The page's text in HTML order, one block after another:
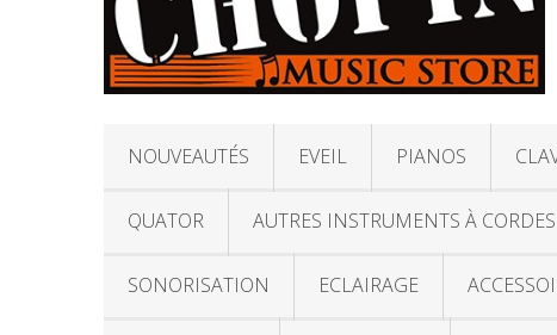
NOUVEAUTÉS EVEIL PIANOS
QUATOR AUTRES INSTRUMENTS À CORDES
SONORISATION ECLAIRAGE